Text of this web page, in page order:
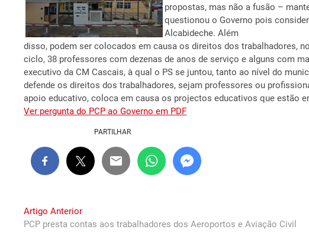
propostas, mas não a fusão –
questionou o Governo pois
Alcabideche. Além
disso, podem ser colocados em causa os direitos dos trabalhadores,
ciclo, 38 professores com dezenas de anos de serviço e alguns com
executivo da CM Cascais, à qual o PS se juntou, tanto ao nível do
defende os direitos dos trabalhadores, sejam professores ou
apoio educativo, coloca em causa os projectos educativos que estão
Ver pergunta do PCP ao Governo em PDF
PARTILHAR
Navegação
de
Artigo AnteriorPrevious
post:
PCP presta contas aos trabalhadores dos Aeroportos e Aviação Civil